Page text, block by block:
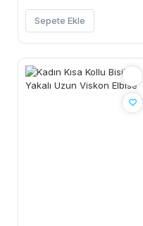
Sepete Ekle